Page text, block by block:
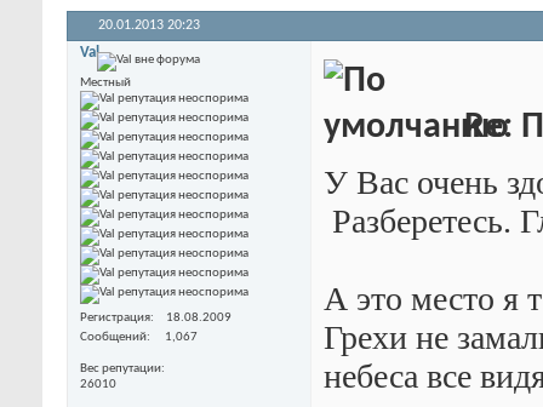
20.01.2013 20:23
Val
Местный
Регистрация
18.08.2009
Сообщений
1,067
Вес репутации
26010
Re:
У Вас очень
Разберетесь.
А это место я
Грехи не
небеса все